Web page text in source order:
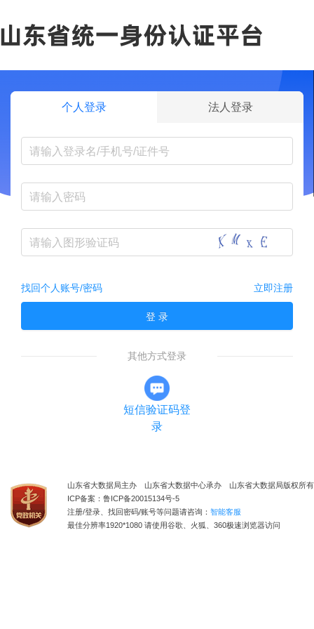
个人登录 法人登录
找回个人账号/密码 立即注册
登 录
其他方式登录
短信验证码登
录
山东省大数据局主办 山东省大数据中心承办 山东省大数据局版权所有
ICP备案：鲁ICP备20015134号-5
注册/登录、找回密码/账号等问题请咨询： 智能客服
最佳分辨率1920*1080 请使用谷歌、火狐、360极速浏览器访问